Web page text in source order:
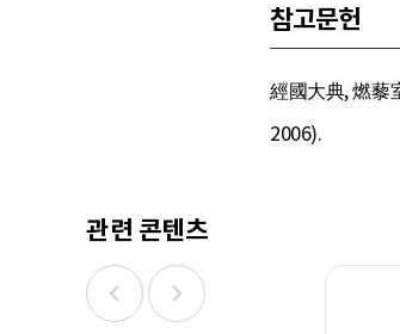
참고문헌
經國大典, 燃藜
2006).
관련 콘텐츠